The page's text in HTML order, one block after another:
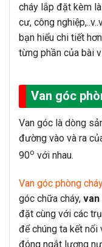
cháy lắp đặt kèm
cư, công
bạn hiểu chi tiết
từng phần của bài
Van góc
Van góc là dòng
đường vào và ra
90o với nhau.
Van góc phòng
góc chữa cháy, van
đặt cùng với các
để chúng ta kết nối
đóng ngắt lượng